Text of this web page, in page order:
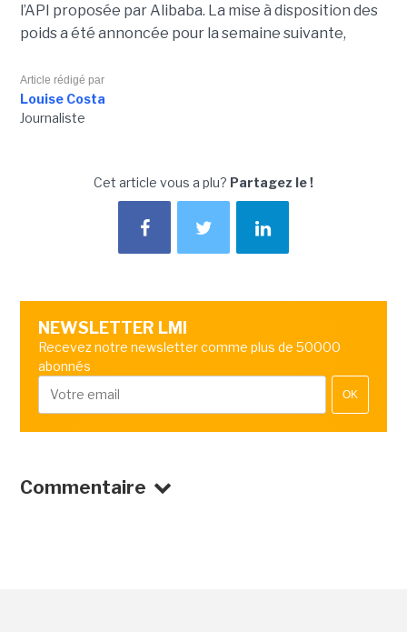
l’API proposée par Alibaba. La mise à disposition des
poids a été annoncée pour la semaine suivante,
Article rédigé par
Louise Costa
Journaliste
Cet article vous a plu? Partagez le !
NEWSLETTER LMI
Recevez notre newsletter comme plus de 50000
abonnés
OK
Commentaire